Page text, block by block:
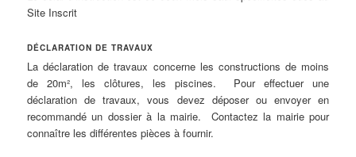
Site Inscrit
DÉCLARATION DE TRAVAUX
La déclaration de travaux concerne les constructions de moins
de 20m², les clôtures, les piscines. Pour effectuer une
déclaration de travaux, vous devez déposer ou envoyer en
recommandé un dossier à la mairie. Contactez la mairie pour
connaître les différentes pièces à fournir.